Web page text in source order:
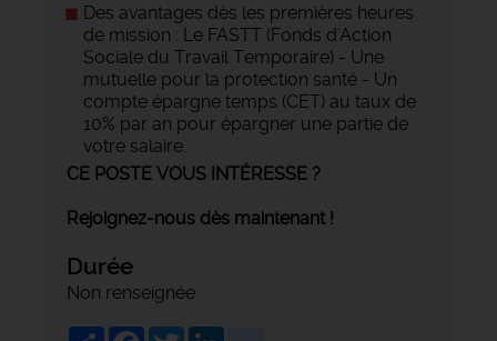
Des avantages dès les premières heures
de mission : Le FASTT (Fonds d'Action
Sociale du Travail Temporaire) - Une
mutuelle pour la protection santé - Un
compte épargne temps (CET) au taux de
10% par an pour épargner une partie de
votre salaire.
CE POSTE VOUS INTÉRESSE ?
Rejoignez-nous dès maintenant !
Durée
Non renseignée
ShareFacebook
Twitter